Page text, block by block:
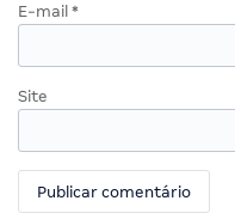
E-mail *
Site